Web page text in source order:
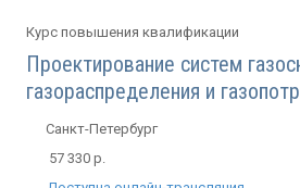
Курс повышения квалификации
Проектирование систем
газораспределения и
Санкт-Петербург
57 330 р.